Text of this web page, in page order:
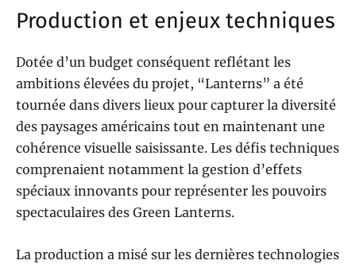
Production et enjeux techniques
Dotée d’un budget conséquent reflétant les
ambitions élevées du projet, “Lanterns” a été
tournée dans divers lieux pour capturer la diversité
des paysages américains tout en maintenant une
cohérence visuelle saisissante. Les défis techniques
comprenaient notamment la gestion d’effets
spéciaux innovants pour représenter les pouvoirs
spectaculaires des Green Lanterns.
La production a misé sur les dernières technologies